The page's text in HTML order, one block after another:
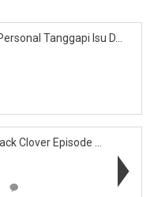
Tanggapi Isu D...
Clover Episode ...